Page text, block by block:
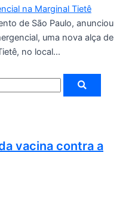
na Marginal Tietê
de São Paulo, anunciou
uma nova alça de
no local...
vacina contra a